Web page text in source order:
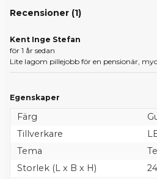
Recensioner (1)
Kent Inge Stefan
för 1 år sedan
Lite lagom pillejobb för en pensionär,
Egenskaper
Färg
Tillverkare
Tema
Storlek (L x B x H)